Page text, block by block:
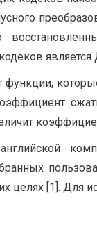
является
функции,
целях [1]. Для